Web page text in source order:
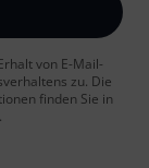
von E-Mail-
zu. Die
finden Sie in
.